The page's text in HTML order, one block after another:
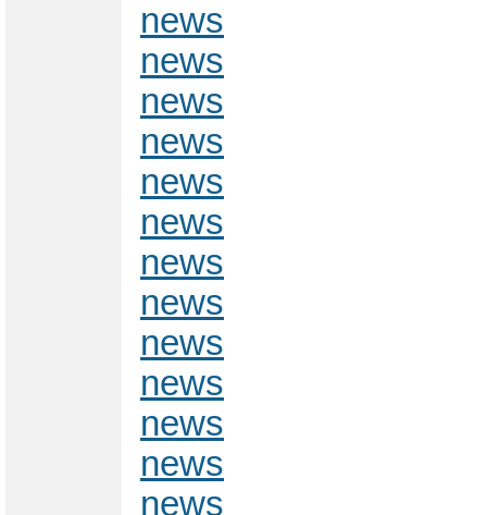
news
news
news
news
news
news
news
news
news
news
news
news
news